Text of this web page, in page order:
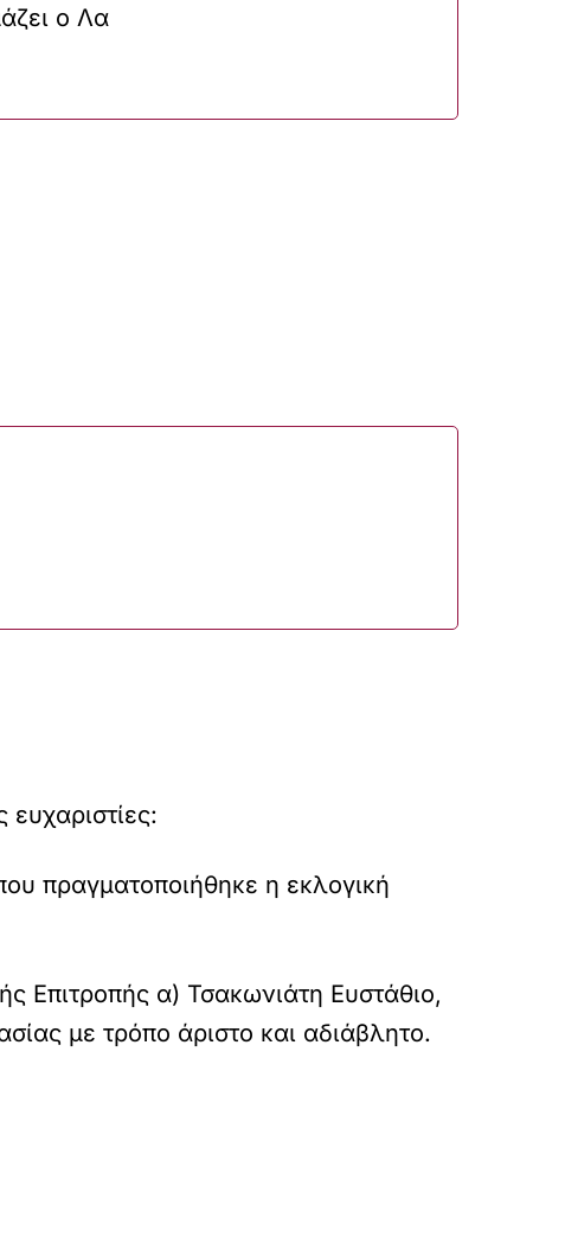
ο Λα
πραγματοποιήθηκε η εκλογική
Επιτροπής α) Τσακωνιάτη Ευστάθιο,
με τρόπο άριστο και αδιάβλητο.